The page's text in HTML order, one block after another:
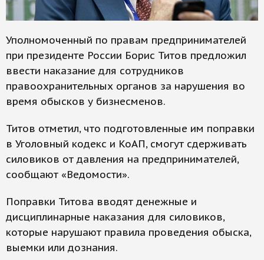
Уполномоченный по правам предпринимателей
при президенте России Борис Титов предложил
ввести наказание для сотрудников
правоохранительных органов за нарушения во
время обысков у бизнесменов.
Титов отметил, что подготовленные им поправки
в Уголовный кодекс и КоАП, смогут сдерживать
силовиков от давления на предпринимателей,
сообщают «Ведомости».
Поправки Титова вводят денежные и
дисциплинарные наказания для силовиков,
которые нарушают правила проведения обыска,
выемки или дознания.